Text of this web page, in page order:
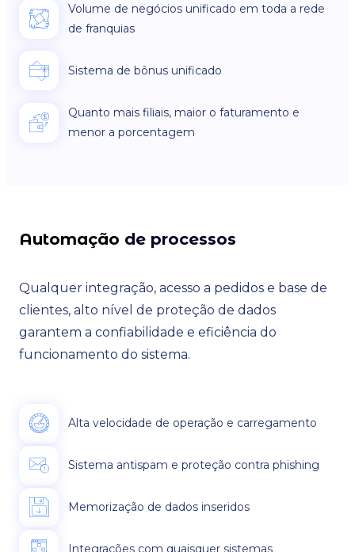
Volume de negócios unificado em toda a rede
de franquias
Sistema de bônus unificado
Quanto mais filiais, maior o faturamento e
menor a porcentagem
Automação de processos
Qualquer integração, acesso a pedidos e base de
clientes, alto nível de proteção de dados
garantem a confiabilidade e eficiência do
funcionamento do sistema.
Alta velocidade de operação e carregamento
Sistema antispam e proteção contra phishing
Memorização de dados inseridos